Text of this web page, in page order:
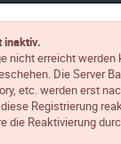
inaktiv.
nicht erreicht
Die Server
etc. werden erst
Registrierung
die Reaktivierung